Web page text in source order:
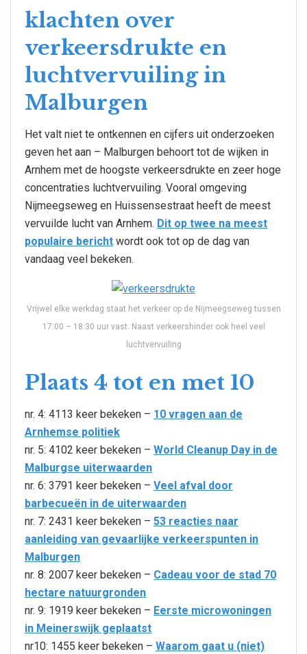
klachten over
verkeersdrukte en
luchtvervuiling in
Malburgen
Het valt niet te ontkennen en cijfers uit onderzoeken
geven het aan – Malburgen behoort tot de wijken in
Arnhem met de hoogste verkeersdrukte en zeer hoge
concentraties luchtvervuiling. Vooral omgeving
Nijmeegseweg en Huissensestraat heeft de meest
vervuilde lucht van Arnhem. Dit op twee na meest
populaire bericht wordt ook tot op de dag van
vandaag veel bekeken.
Vrijwel elke werkdag staat het verkeer op de Nijmeegseweg tussen
17:00 – 18:30 uur vast. Naast verkeershinder ook heel veel
luchtvervuiling
Plaats 4 tot en met 10
nr. 4: 4113 keer bekeken – 10 vragen aan de
Arnhemse politiek
nr. 5: 4102 keer bekeken – World Cleanup Day in de
Malburgse uiterwaarden
nr. 6: 3791 keer bekeken – Veel afval door
barbecueën in de uiterwaarden
nr. 7: 2431 keer bekeken – 53 reacties naar
aanleiding van gevaarlijke verkeerspunten in
Malburgen
nr. 8: 2007 keer bekeken – Cadeau voor de stad 70
hectare natuurgronden
nr. 9: 1919 keer bekeken – Eerste microwoningen
in Meinerswijk geplaatst
nr10: 1455 keer bekeken – Waarom gaat u (niet)